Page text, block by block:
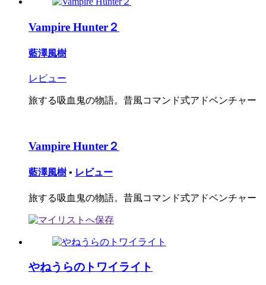
Vampire Hunter２
藍澤風樹
レビュー
旅する吸血鬼の物語。昔風コマンド式アドベンチャー
Vampire Hunter２
藍澤風樹 • レビュー
旅する吸血鬼の物語。昔風コマンド式アドベンチャー
やねうらのトワイライト